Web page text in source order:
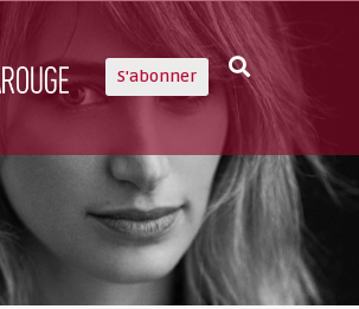
S'abonner